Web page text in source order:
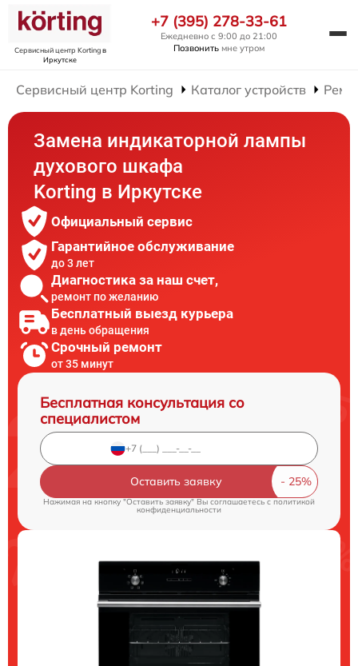
Сервисный центр Kortingв
Иркутске
+7 (395) 278-33-61
Ежедневно с 9:00 до 21:00
Позвонить мне утром
Сервисный центр Korting Каталог устройств
Замена индикаторной лампы
духового шкафа
Korting в Иркутске
Официальный сервис
Гарантийное обслуживание
до 3 лет
Диагностика за наш счет,
ремонт по желанию
Бесплатный выезд курьера
в день обращения
Срочный ремонт
от 35 минут
Бесплатная консультация со
специалистом
Оставить заявку
Нажимая на кнопку "Оставить заявку" Вы соглашаетесь cполитикой
конфиденциальности